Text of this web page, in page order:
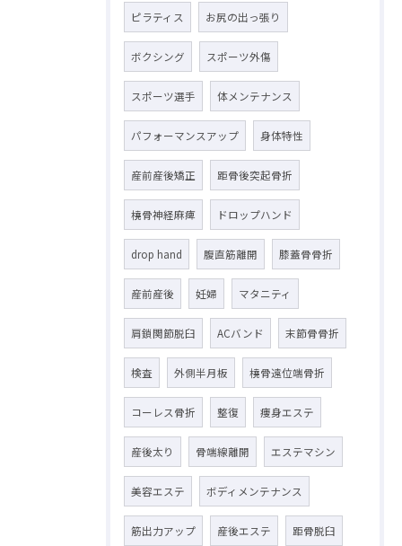
ピラティス お尻の出っ張り
ボクシング スポーツ外傷
スポーツ選手 体メンテナンス
パフォーマンスアップ 身体特性
産前産後矯正 距骨後突起骨折
橈骨神経麻痺 ドロップハンド
drop hand 腹直筋離開 膝蓋骨骨折
産前産後 妊婦 マタニティ
肩鎖関節脱臼 ACバンド 末節骨骨折
検査 外側半月板 橈骨遠位端骨折
コーレス骨折 整復 痩身エステ
産後太り 骨端線離開 エステマシン
美容エステ ボディメンテナンス
筋出力アップ 産後エステ 距骨脱臼